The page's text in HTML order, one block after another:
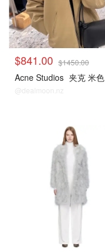
$841.00 $1450.00
Acne Studios 夹克 米色
@dealmoon.nz